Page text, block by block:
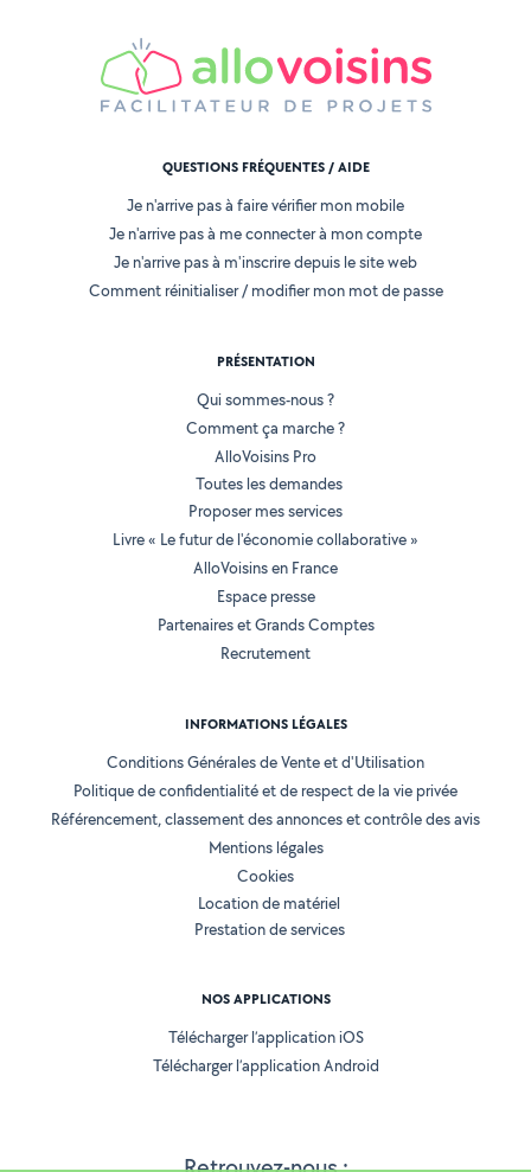
QUESTIONS FRÉQUENTES / AIDE
Je n'arrive pas à faire vérifier mon mobile
Je n'arrive pas à me connecter à mon compte
Je n'arrive pas à m'inscrire depuis le site web
Comment réinitialiser / modifier mon mot de passe
PRÉSENTATION
Qui sommes-nous ?
Comment ça marche ?
AlloVoisins Pro
Toutes les demandes
Proposer mes services
Livre « Le futur de l'économie collaborative »
AlloVoisins en France
Espace presse
Partenaires et Grands Comptes
Recrutement
INFORMATIONS LÉGALES
Conditions Générales de Vente et d'Utilisation
Politique de confidentialité et de respect de la vie privée
Référencement, classement des annonces et contrôle des avis
Mentions légales
Cookies
Location de matériel
Prestation de services
NOS APPLICATIONS
Télécharger l’application iOS
Télécharger l’application Android